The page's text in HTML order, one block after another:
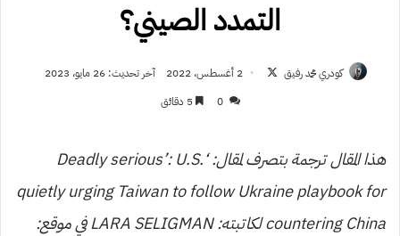
التمدد الصيني؟
كودري محمد رفيق
تابع
2 أغسطس، 2022
آخر تحديث: 26 مايو، 2023
0
هذا المقال ترجمة بتصرف لمقال: ‘Deadly serious’: U.S.
quietly urging Taiwan to follow Ukraine playbook for
countering China لكاتبته: LARA SELIGMAN في موقع: